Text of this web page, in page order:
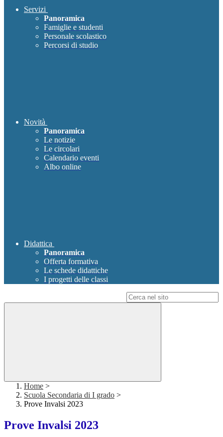
Servizi
Panoramica
Famiglie e studenti
Personale scolastico
Percorsi di studio
Novità
Panoramica
Le notizie
Le circolari
Calendario eventi
Albo online
Didattica
Panoramica
Offerta formativa
Le schede didattiche
I progetti delle classi
Home >
Scuola Secondaria di I grado >
Prove Invalsi 2023
Prove Invalsi 2023